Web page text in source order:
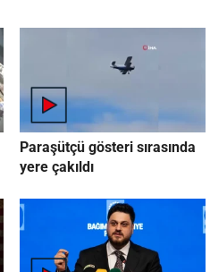
Paraşütçü gösteri sırasında
yere çakıldı